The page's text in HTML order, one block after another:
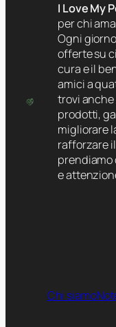
I Love My
per chi
Ogni
offerte su
cura e il
amici a
trovi
prodotti,
migliorare
rafforzare
prendiamo
e
Chi siamo